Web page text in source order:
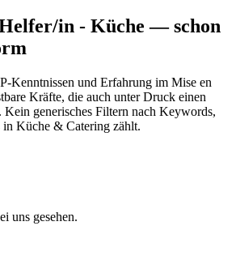
in - Küche — schon
Kenntnissen und Erfahrung im Mise en
Kräfte, die auch unter Druck einen
generisches Filtern nach Keywords,
in Küche & Catering zählt.
uns gesehen.